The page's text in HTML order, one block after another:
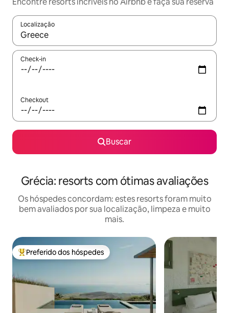
Localização
Quando os resultados estiverem disponíveis, explore-os
Check-in
Checkout
Buscar
Grécia: resorts com ótimas avaliações
Os hóspedes concordam: estes resorts foram muito
bem avaliados por sua localização, limpeza e muito
mais.
Entre os melhores preferidos dos hóspedes
Preferido dos hóspedes